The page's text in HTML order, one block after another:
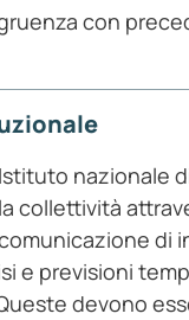
con
nazionale
collettività
di
e previsioni
devono